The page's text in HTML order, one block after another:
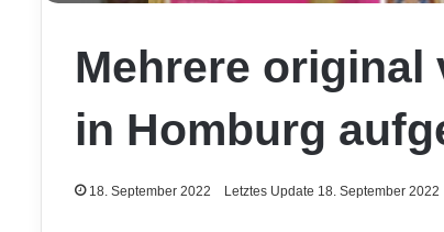
Mehrere original
in Homburg
18. September 2022 Letztes Update 18. September 2022